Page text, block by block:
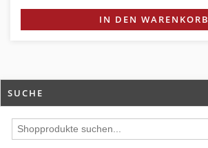
IN DEN WARENKORB
SUCHE